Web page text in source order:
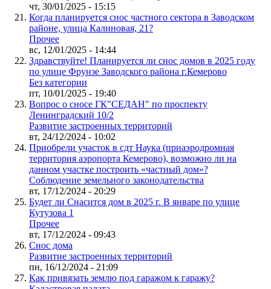
чт, 30/01/2025 - 15:15
Когда планируется снос частного сектора в Заводском
районе, улица Калиновая, 21?
Прочее
вс, 12/01/2025 - 14:44
Здравствуйте! Планируется ли снос домов в 2025 году
по улице Фрунзе Заводского района г.Кемерово
Без категории
пт, 10/01/2025 - 19:40
Вопрос о сносе ГК"СЕДАН" по проспекту
Ленинградский 10/2
Развитие застроенных территорий
вт, 24/12/2024 - 10:02
Приобрели участок в сдт Наука (приаэродромная
территория аэропорта Кемерово), возможно ли на
данном участке построить «частный дом»?
Соблюдение земельного законодательства
вт, 17/12/2024 - 20:29
Будет ли Снасится дом в 2025 г. В январе по улице
Кутузова 1
Прочее
вт, 17/12/2024 - 09:43
Снос дома
Развитие застроенных территорий
пн, 16/12/2024 - 21:09
Как привязать землю под гаражом к гаражу?